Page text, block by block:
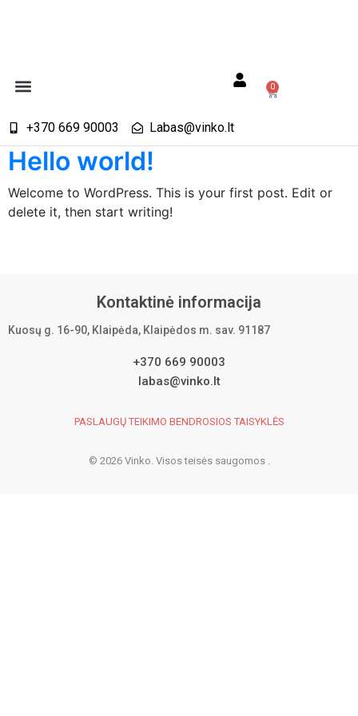
0
+370 669 90003 Labas@vinko.lt
Hello world!
Welcome to WordPress. This is your first post. Edit or
delete it, then start writing!
Kontaktinė informacija
Kuosų g. 16-90, Klaipėda, Klaipėdos m. sav. 91187
+370 669 90003
labas@vinko.lt
© 2026 Vinko. Visos teisės saugomos .
PASLAUGŲ TEIKIMO BENDROSIOS TAISYKLĖS